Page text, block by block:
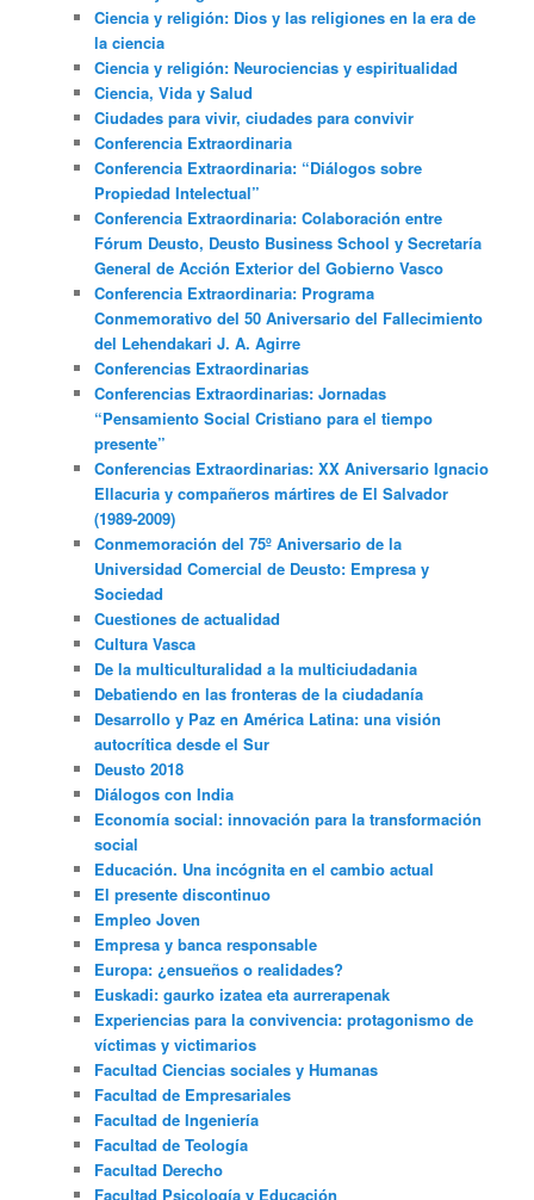
Ciencia y religión: Dios y las religiones en la era de
la ciencia
Ciencia y religión: Neurociencias y espiritualidad
Ciencia, Vida y Salud
Ciudades para vivir, ciudades para convivir
Conferencia Extraordinaria
Conferencia Extraordinaria: “Diálogos sobre
Propiedad Intelectual”
Conferencia Extraordinaria: Colaboración entre
Fórum Deusto, Deusto Business School y Secretaría
General de Acción Exterior del Gobierno Vasco
Conferencia Extraordinaria: Programa
Conmemorativo del 50 Aniversario del Fallecimiento
del Lehendakari J. A. Agirre
Conferencias Extraordinarias
Conferencias Extraordinarias: Jornadas
“Pensamiento Social Cristiano para el tiempo
presente”
Conferencias Extraordinarias: XX Aniversario Ignacio
Ellacuria y compañeros mártires de El Salvador
(1989-2009)
Conmemoración del 75º Aniversario de la
Universidad Comercial de Deusto: Empresa y
Sociedad
Cuestiones de actualidad
Cultura Vasca
De la multiculturalidad a la multiciudadania
Debatiendo en las fronteras de la ciudadanía
Desarrollo y Paz en América Latina: una visión
autocrítica desde el Sur
Deusto 2018
Diálogos con India
Economía social: innovación para la transformación
social
Educación. Una incógnita en el cambio actual
El presente discontinuo
Empleo Joven
Empresa y banca responsable
Europa: ¿ensueños o realidades?
Euskadi: gaurko izatea eta aurrerapenak
Experiencias para la convivencia: protagonismo de
víctimas y victimarios
Facultad Ciencias sociales y Humanas
Facultad de Empresariales
Facultad de Ingeniería
Facultad de Teología
Facultad Derecho
Facultad Psicología y Educación